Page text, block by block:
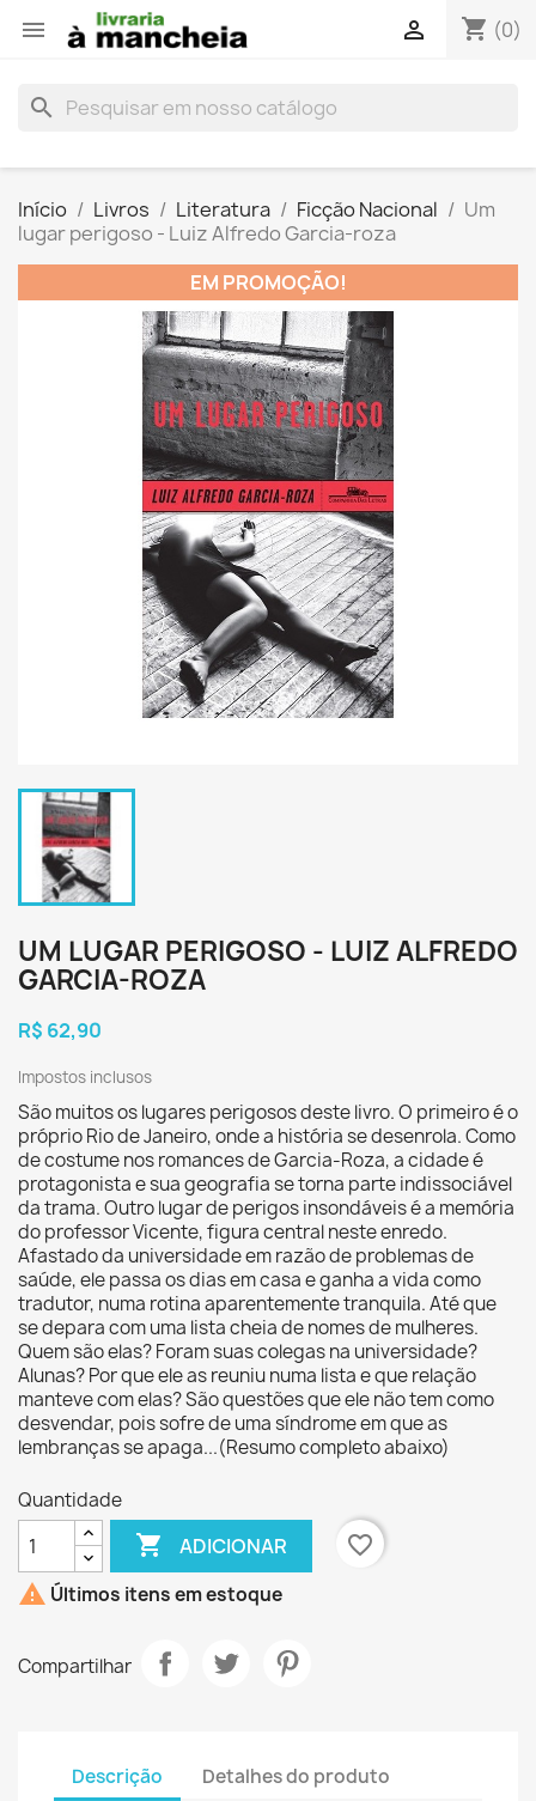
 shopping_cart (0)

search
Início Livros Literatura Ficção Nacional
Um
lugar perigoso - Luiz Alfredo Garcia-roza
EM PROMOÇÃO!
UM LUGAR PERIGOSO - LUIZ ALFREDO
GARCIA-ROZA
R$ 62,90
Impostos inclusos
São muitos os lugares perigosos deste livro. O primeiro é o
próprio Rio de Janeiro, onde a história se desenrola. Como
de costume nos romances de Garcia-Roza, a cidade é
protagonista e sua geografia se torna parte indissociável
da trama. Outro lugar de perigos insondáveis é a memória
do professor Vicente, figura central neste enredo.
Afastado da universidade em razão de problemas de
saúde, ele passa os dias em casa e ganha a vida como
tradutor, numa rotina aparentemente tranquila. Até que
se depara com uma lista cheia de nomes de mulheres.
Quem são elas? Foram suas colegas na universidade?
Alunas? Por que ele as reuniu numa lista e que relação
manteve com elas? São questões que ele não tem como
desvendar, pois sofre de uma síndrome em que as
lembranças se apaga...(Resumo completo abaixo)
Quantidade
 ADICIONAR
favorite_border
 Últimos itens em estoque
Compartilhar
Descrição Detalhes do produto